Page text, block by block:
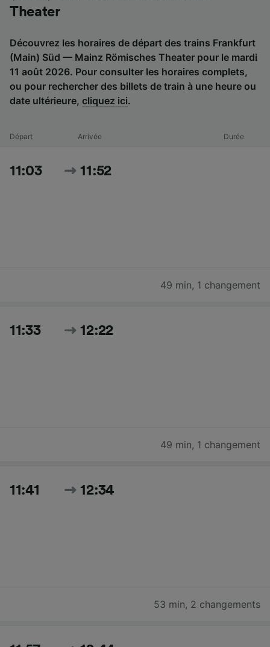
Theater
Découvrez les horaires de départ des trains Frankfurt
(Main) Süd — Mainz Römisches Theater pour le mardi
11 août 2026. Pour consulter les horaires complets,
ou pour rechercher des billets de train à une heure ou
date ultérieure, cliquez ici.
Départ Arrivée Durée
11:03 11:52
49 min, 1 changement
11:33 12:22
49 min, 1 changement
11:41 12:34
53 min, 2 changements